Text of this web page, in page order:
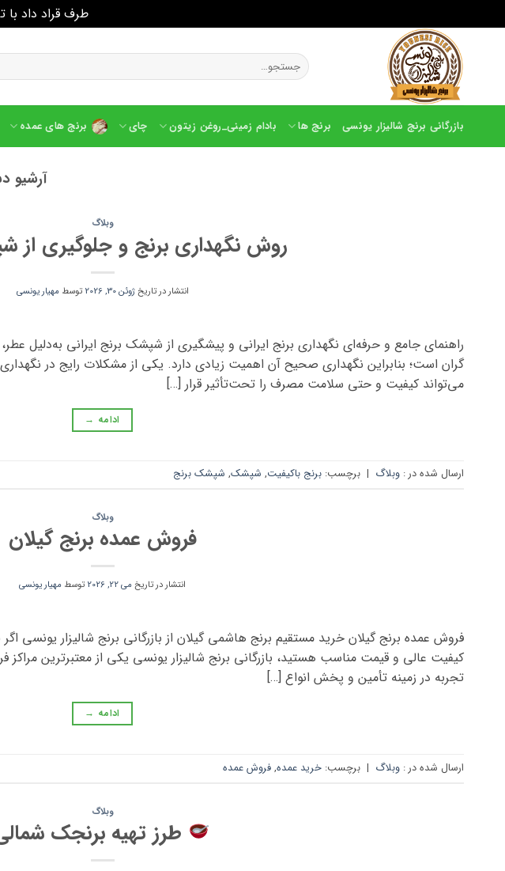
طرف قراد داد
content
جستجو
برای:
بازرگانی برنج شالیزار یونسی برنج ها بادام زمینی_روغن زیتون چای برنج های عمده
آرشیو
وبلاگ
روش نگهداری برنج و جلوگیری از
انتشار در تاریخژوئن 30, 2026 توسط مهیار یونسی
راهنمای جامع و حرفه‌ای نگهداری برنج ایرانی و پیشگیری از شپشک برنج ایرانی به‌دلیل
گران است؛ بنابراین نگهداری صحیح آن اهمیت زیادی دارد. یکی از مشکلات رایج در
می‌تواند کیفیت و حتی سلامت مصرف را تحت‌تأثیر قرار […]
ادامه →
ارسال شده در : وبلاگ | برچسب: برنج باکیفیت, شپشک, شپشک برنج
وبلاگ
فروش عمده برنج گیلان
انتشار در تاریخ می 22, 2026 توسط مهیار یونسی
فروش عمده برنج گیلان خرید مستقیم برنج هاشمی گیلان از بازرگانی برنج شالیزار یونسی
کیفیت عالی و قیمت مناسب هستید، بازرگانی برنج شالیزار یونسی یکی از معتبرترین
تجربه در زمینه تأمین و پخش انواع […]
ادامه →
ارسال شده در : وبلاگ | برچسب: خرید عمده, فروش عمده
وبلاگ
طرز تهیه برنجک